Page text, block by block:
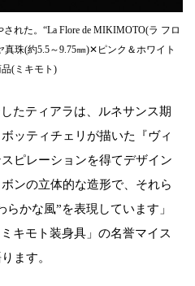
れた。“La Flore de MIKIMOTO(ラ フロ
珠(約5.5～9.75㎜)✕ピンク＆ホワイト
(ミキモト)
たティアラは、ルネサンス期
ッティチェリが描いた『ヴィ
ピレーションを得てデザイン
ンの立体的な造形で、それら
かな風”を表現しています」
キモト装身具」の名誉マイス
ます。